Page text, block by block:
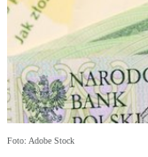
Foto: Adobe Stock